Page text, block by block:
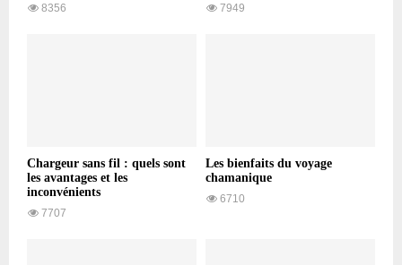
8356 7949
Chargeur sans fil : quels sont
les avantages et les
inconvénients
7707
Les bienfaits du voyage
chamanique
6710